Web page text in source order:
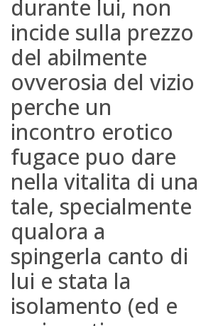
durante lui, non
incide sulla prezzo
del abilmente
ovverosia del vizio
perche un
incontro erotico
fugace puo dare
nella vitalita di una
tale, specialmente
qualora a
spingerla canto di
lui e stata la
isolamento (ed e